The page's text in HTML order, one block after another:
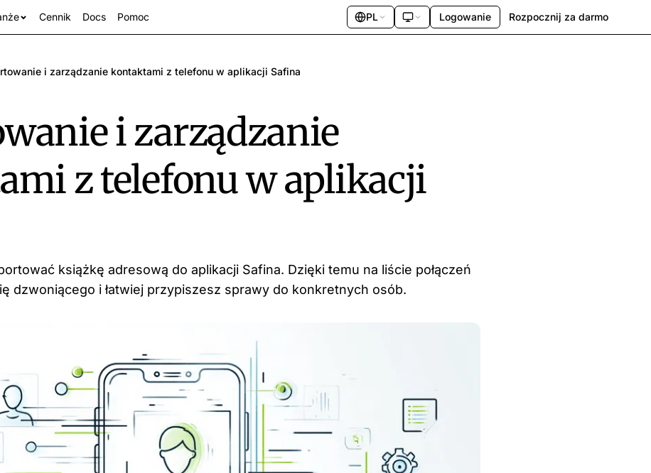
Cennik Docs Pomoc PL Logowanie Rozpocznij za darmo
i zarządzanie kontaktami z telefonu w aplikacji Safina
i zarządzanie
z telefonu w aplikacji
książkę adresową do aplikacji Safina. Dzięki temu na liście połączeń
dzwoniącego i łatwiej przypiszesz sprawy do konkretnych osób.